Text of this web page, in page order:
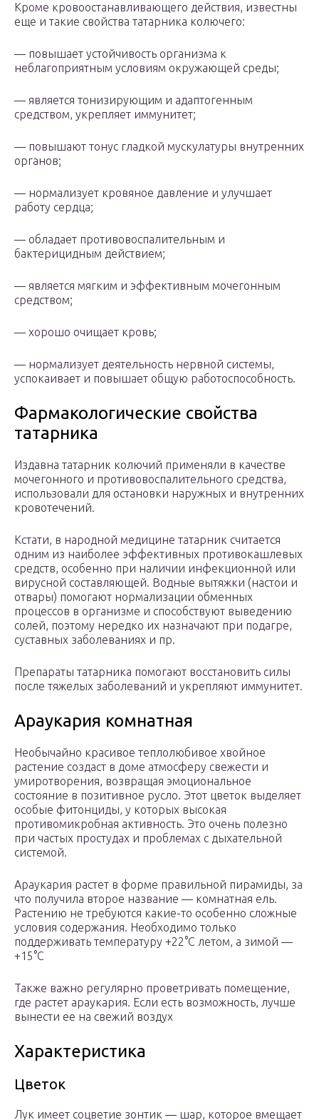
Кроме кровоостанавливающего действия, известны
еще и такие свойства татарника колючего:
— повышает устойчивость организма к
неблагоприятным условиям окружающей среды;
— является тонизирующим и адаптогенным
средством, укрепляет иммунитет;
— повышают тонус гладкой мускулатуры внутренних
органов;
— нормализует кровяное давление и улучшает
работу сердца;
— обладает противовоспалительным и
бактерицидным действием;
— является мягким и эффективным мочегонным
средством;
— хорошо очищает кровь;
— нормализует деятельность нервной системы,
успокаивает и повышает общую работоспособность.
Фармакологические свойства
татарника
Издавна татарник колючий применяли в качестве
мочегонного и противовоспалительного средства,
использовали для остановки наружных и внутренних
кровотечений.
Кстати, в народной медицине татарник считается
одним из наиболее эффективных противокашлевых
средств, особенно при наличии инфекционной или
вирусной составляющей. Водные вытяжки (настои и
отвары) помогают нормализации обменных
процессов в организме и способствуют выведению
солей, поэтому нередко их назначают при подагре,
суставных заболеваниях и пр.
Препараты татарника помогают восстановить силы
после тяжелых заболеваний и укрепляют иммунитет.
Араукария комнатная
Необычайно красивое теплолюбивое хвойное
растение создаст в доме атмосферу свежести и
умиротворения, возвращая эмоциональное
состояние в позитивное русло. Этот цветок выделяет
особые фитонциды, у которых высокая
противомикробная активность. Это очень полезно
при частых простудах и проблемах с дыхательной
системой.
Араукария растет в форме правильной пирамиды, за
что получила второе название — комнатная ель.
Растению не требуются какие-то особенно сложные
условия содержания. Необходимо только
поддерживать температуру +22°С летом, а зимой —
+15°С
Также важно регулярно проветривать помещение,
где растет араукария. Если есть возможность, лучше
вынести ее на свежий воздух
Характеристика
Цветок
Лук имеет соцветие зонтик ― шар, которое вмещает